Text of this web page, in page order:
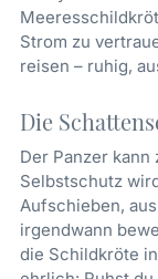
Strom zu
reisen – ruhig,
Die
Der Panzer
Selbstschutz
Aufschieben,
irgendwann
die Schildkröte